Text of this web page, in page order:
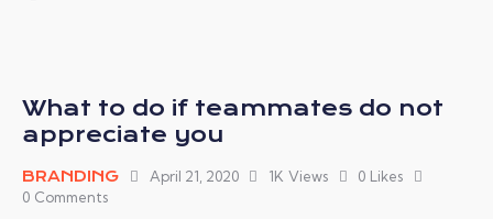
What to do if teammates do not
appreciate you
BRANDING April 21, 2020 1K Views 0 Likes
0 Comments